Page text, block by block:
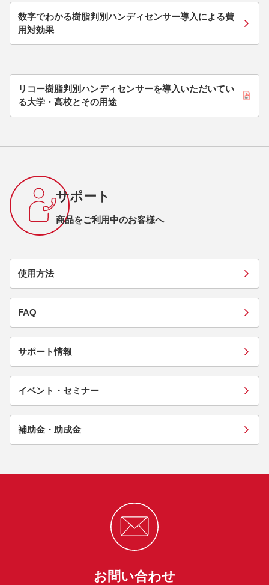
数字でわかる樹脂判別ハンディセンサー導入による費
用対効果
リコー樹脂判別ハンディセンサーを導入いただいてい
る大学・高校とその用途
サポート
商品をご利用中のお客様へ
使用方法
FAQ
サポート情報
イベント・セミナー
補助金・助成金
お問い合わせ